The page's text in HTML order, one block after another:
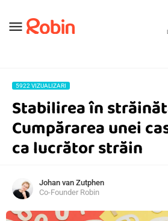
menu
5922 VIZUALIZARI
Stabilirea în
Cumpărarea unei
ca lucrător străin
Johan van Zutphen
Co-Founder Robin